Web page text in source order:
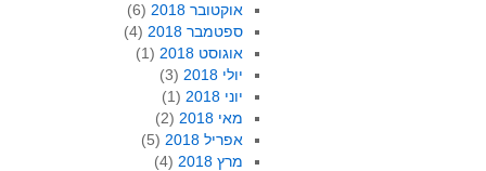
אוקטובר 2018
(6)
ספטמבר 2018
(4)
אוגוסט 2018
(1)
יולי 2018
(3)
יוני 2018
(1)
מאי 2018
(2)
אפריל 2018
(5)
מרץ 2018
(4)